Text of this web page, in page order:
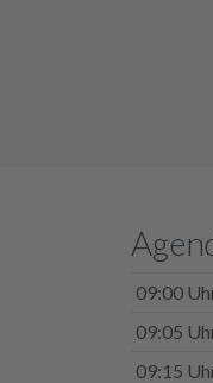
09:00
09:05
09:15